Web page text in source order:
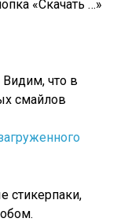
«Скачать …»
что в
смайлов
стикерпаки,